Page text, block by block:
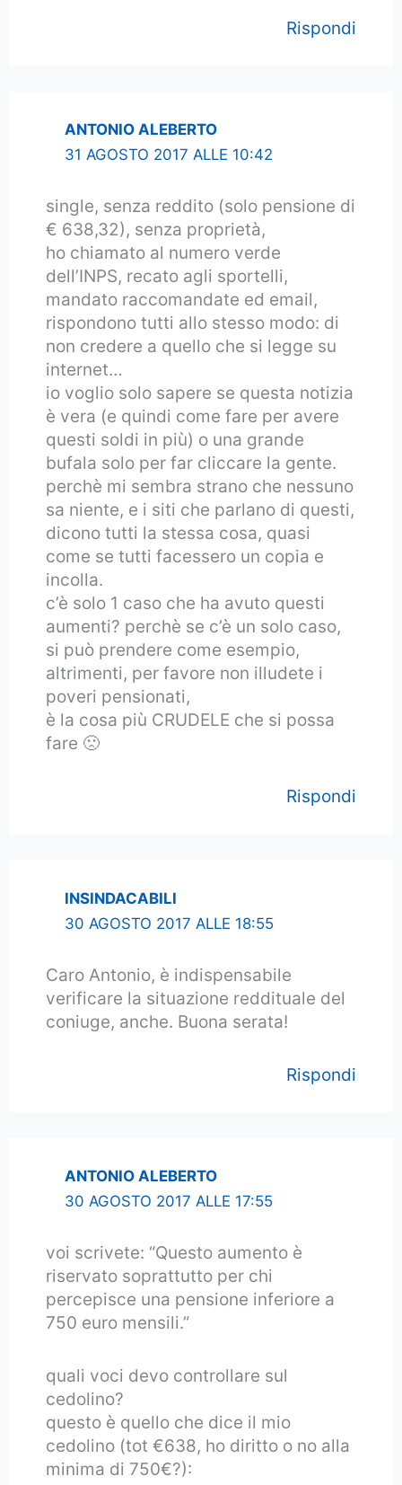
Rispondi
ANTONIO ALEBERTO
31 AGOSTO 2017 ALLE 10:42
single, senza reddito (solo pensione di
€ 638,32), senza proprietà,
ho chiamato al numero verde
dell’INPS, recato agli sportelli,
mandato raccomandate ed email,
rispondono tutti allo stesso modo: di
non credere a quello che si legge su
internet…
io voglio solo sapere se questa notizia
è vera (e quindi come fare per avere
questi soldi in più) o una grande
bufala solo per far cliccare la gente.
perchè mi sembra strano che nessuno
sa niente, e i siti che parlano di questi,
dicono tutti la stessa cosa, quasi
come se tutti facessero un copia e
incolla.
c’è solo 1 caso che ha avuto questi
aumenti? perchè se c’è un solo caso,
si può prendere come esempio,
altrimenti, per favore non illudete i
poveri pensionati,
è la cosa più CRUDELE che si possa
fare 🙁
Rispondi
INSINDACABILI
30 AGOSTO 2017 ALLE 18:55
Caro Antonio, è indispensabile
verificare la situazione reddituale del
coniuge, anche. Buona serata!
Rispondi
ANTONIO ALEBERTO
30 AGOSTO 2017 ALLE 17:55
voi scrivete: “Questo aumento è
riservato soprattutto per chi
percepisce una pensione inferiore a
750 euro mensili.”
quali voci devo controllare sul
cedolino?
questo è quello che dice il mio
cedolino (tot €638, ho diritto o no alla
minima di 750€?):